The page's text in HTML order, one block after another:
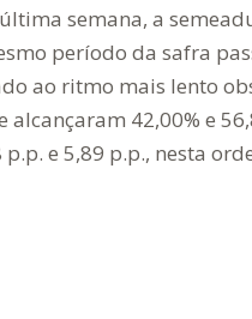
semana, a
período da safra
ao ritmo mais lento
42,00% e
e 5,89 p.p., nesta